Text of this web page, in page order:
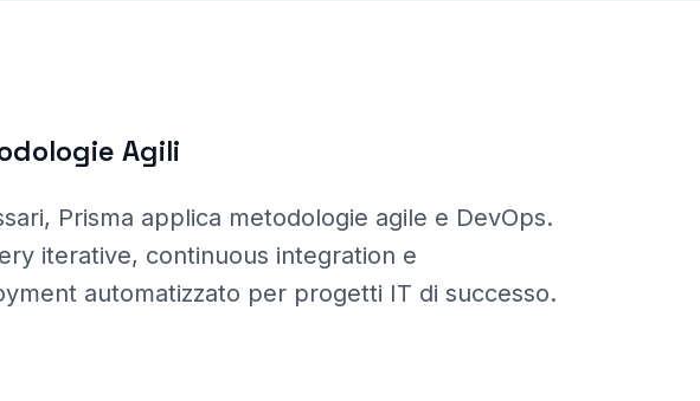
Agili
, Prisma applica metodologie agile e DevOps.
iterative, continuous integration e
automatizzato per progetti IT di successo.